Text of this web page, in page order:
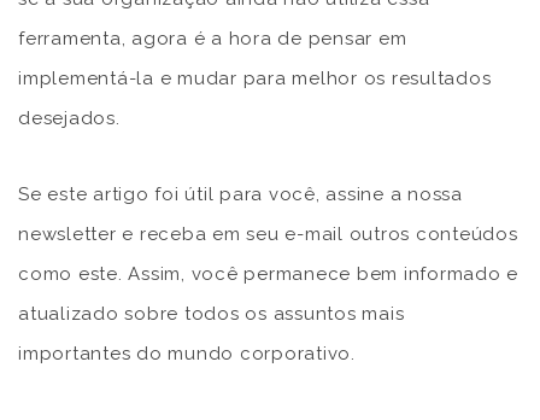
ferramenta, agora é a hora de pensar em
implementá-la e mudar para melhor os resultados
desejados.
Se este artigo foi útil para você, assine a nossa
newsletter e receba em seu e-mail outros conteúdos
como este. Assim, você permanece bem informado e
atualizado sobre todos os assuntos mais
importantes do mundo corporativo.